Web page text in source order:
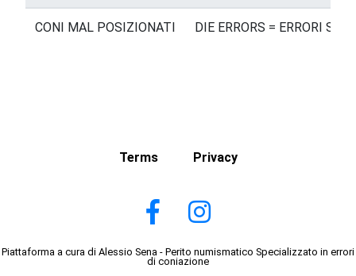
CONI MAL POSIZIONATI DIE ERRORS = ERRORI SUI
Terms Privacy
Piattaforma a cura di Alessio Sena - Perito numismatico Specializzato in errori
di coniazione